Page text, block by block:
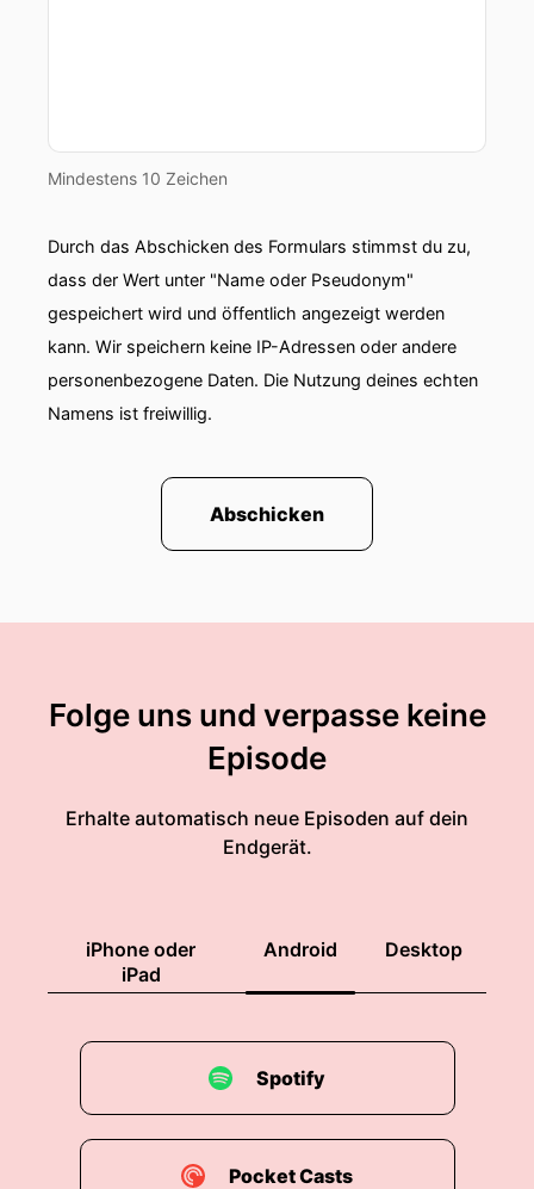
Mindestens 10 Zeichen
Durch das Abschicken des Formulars stimmst du zu,
dass der Wert unter "Name oder Pseudonym"
gespeichert wird und öffentlich angezeigt werden
kann. Wir speichern keine IP-Adressen oder andere
personenbezogene Daten. Die Nutzung deines echten
Namens ist freiwillig.
Abschicken
Folge uns und verpasse keine
Episode
Erhalte automatisch neue Episoden auf dein
Endgerät.
iPhone oder
iPad
Android Desktop
Spotify
Pocket Casts